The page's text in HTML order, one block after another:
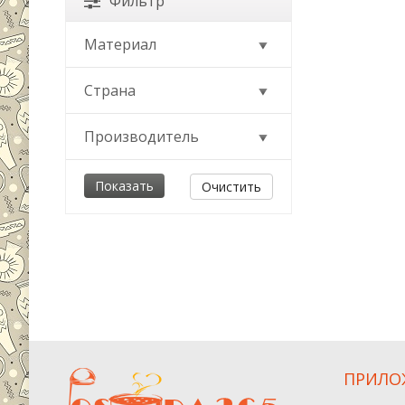
Материал
Страна
Производитель
Очистить